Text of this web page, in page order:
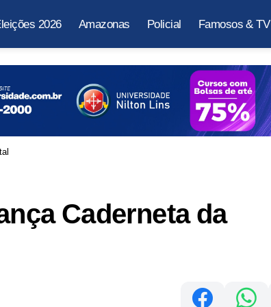
2026 Amazonas Policial Famosos & TV
Caderneta da